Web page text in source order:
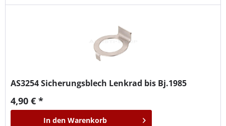
AS3254Sicherungsblech Lenkrad bis Bj.1985
4,90 € *
In den Warenkorb